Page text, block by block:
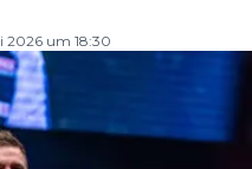
2026 um 18:30